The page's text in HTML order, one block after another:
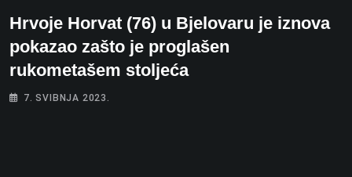
Hrvoje Horvat (76) u Bjelovaru je iznova
pokazao zašto je proglašen
rukometašem stoljeća
7. SVIBNJA 2023.